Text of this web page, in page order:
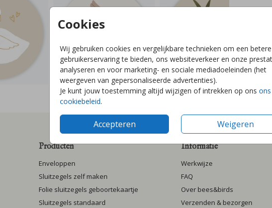
Cookies
Wij gebruiken cookies en vergelijkbare technieken om een betere
gebruikerservaring te bieden, ons websiteverkeer en onze
analyseren en voor marketing- en sociale mediadoeleinden (het
weergeven van gepersonaliseerde advertenties).
Je kunt jouw toestemming altijd wijzigen of intrekken op ons ons
cookiebeleid.
Accepteren Weigeren
Producten
Enveloppen
Sluitzegels zelf maken
Folie sluitzegels geboortekaartje
Sluitzegels standaard
Informatie
Werkwijze
FAQ
Over bees&birds
Verzenden & bezorgen